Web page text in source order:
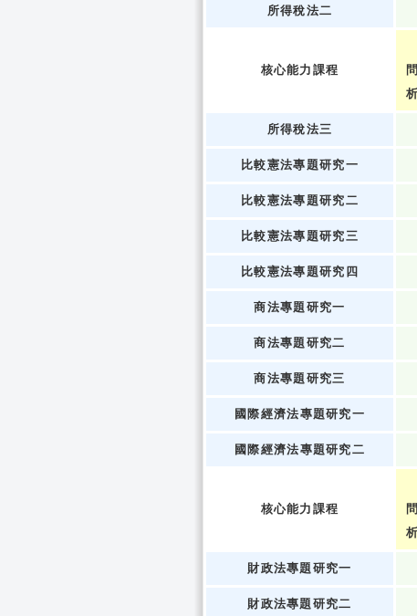
所得稅法二
核心能力課程
所得稅法三
比較憲法專題研究一
比較憲法專題研究二
比較憲法專題研究三
比較憲法專題研究四
商法專題研究一
商法專題研究二
商法專題研究三
國際經濟法專題研究一
國際經濟法專題研究二
核心能力課程
財政法專題研究一
財政法專題研究二